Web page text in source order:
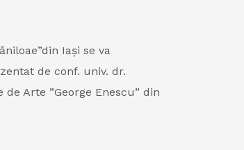
ăniloae”din Iași se va
de conf. univ. dr.
Arte ”George Enescu” din